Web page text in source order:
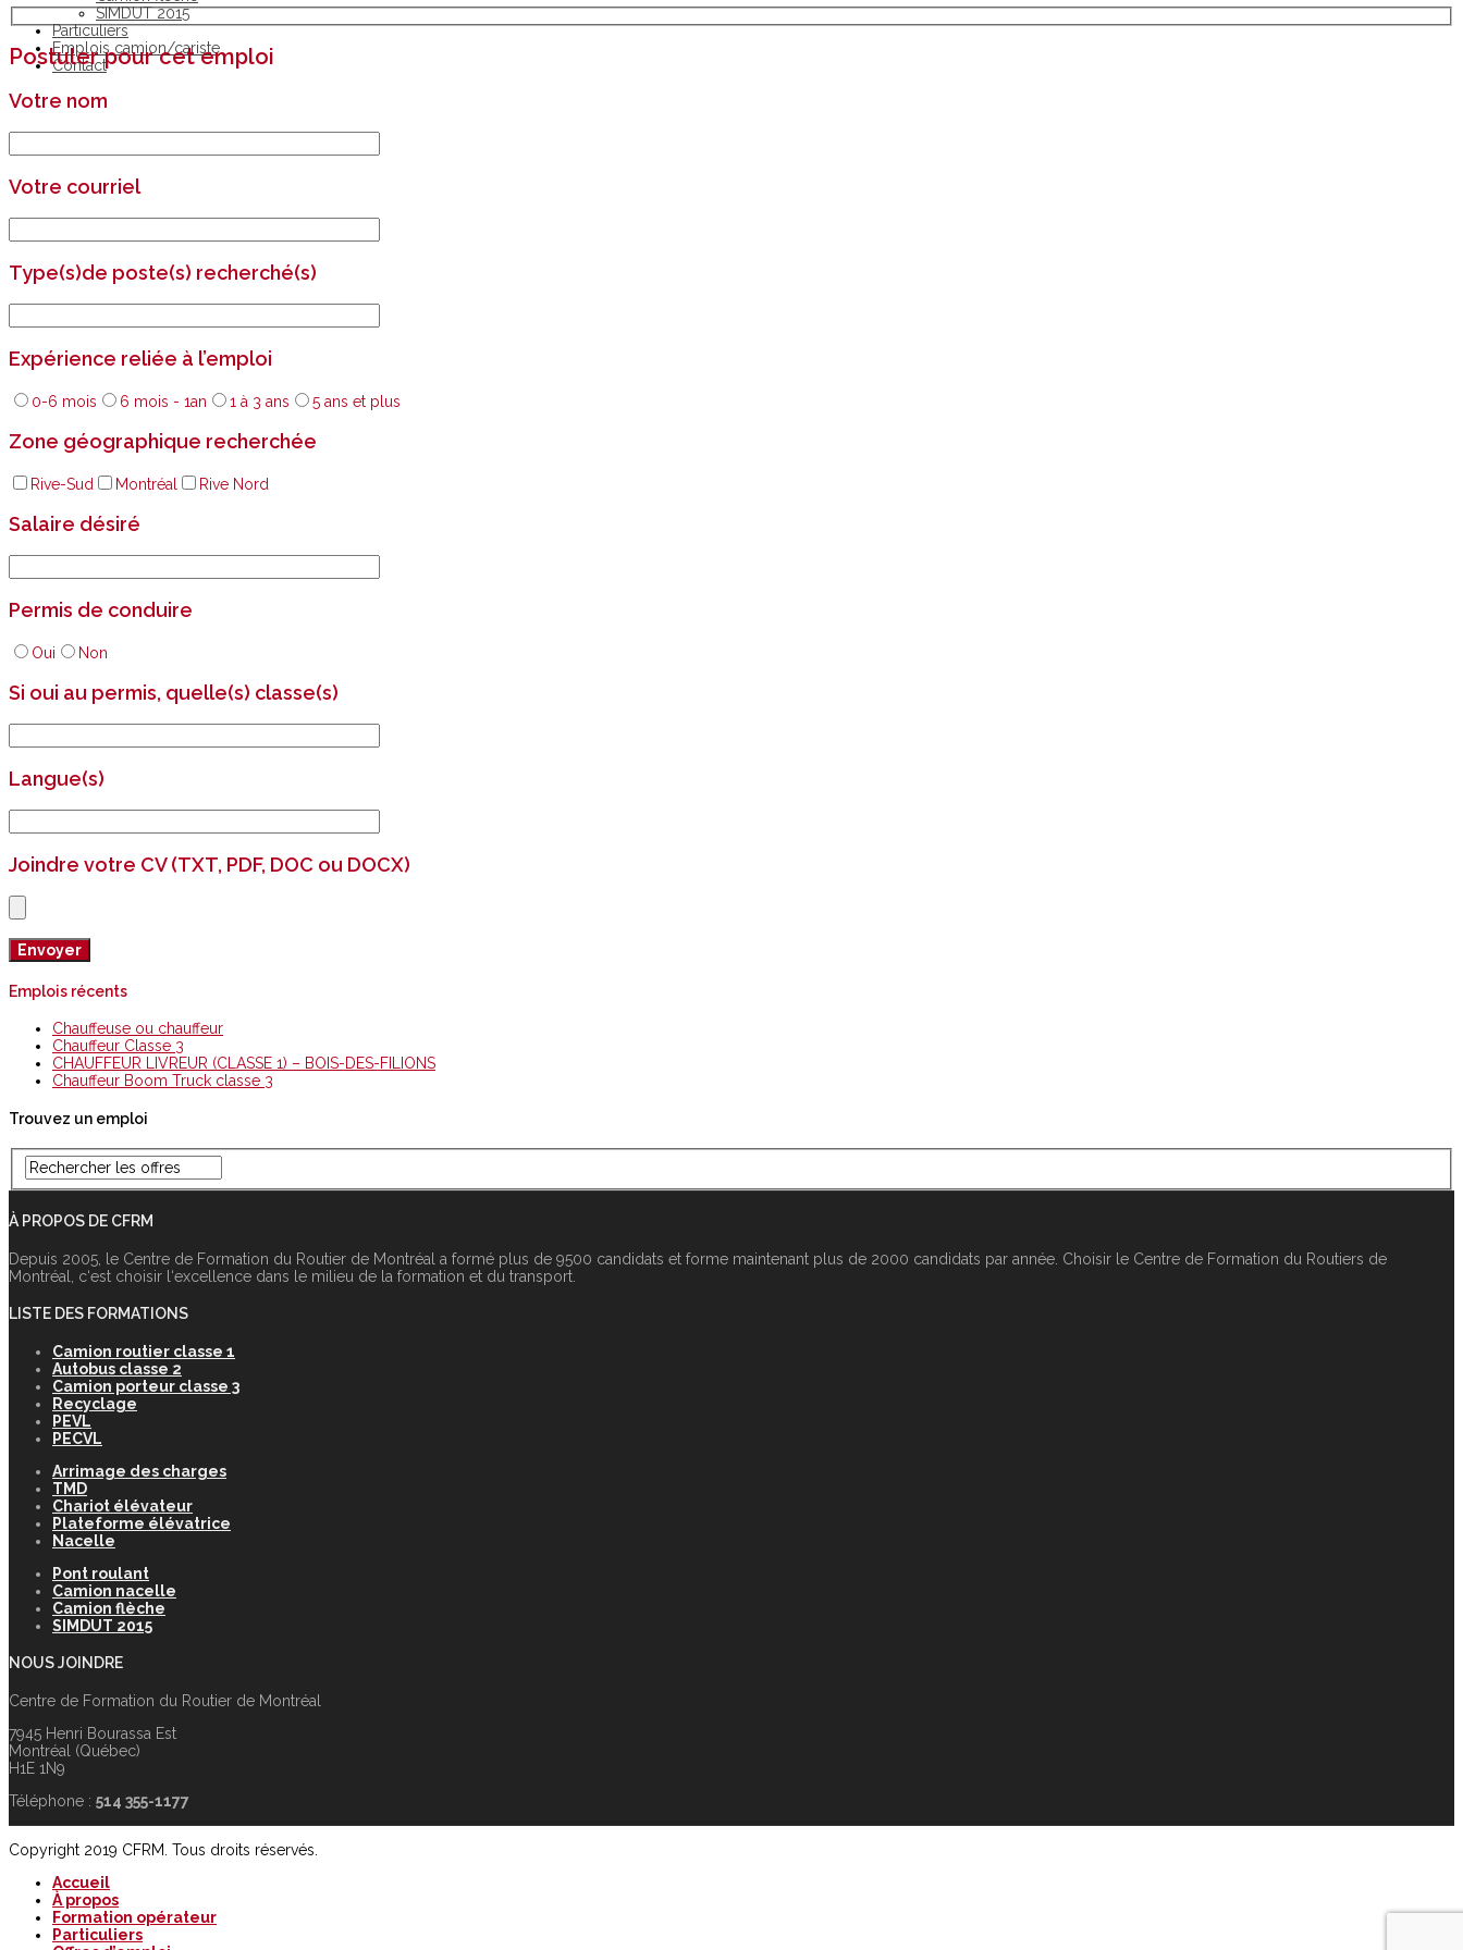
SIMDUT 2015
Particuliers
Emplois camion/cariste
Contact
Postuler pour cet emploi
Votre nom
Votre courriel
Type(s)de poste(s) recherché(s)
Expérience reliée à l’emploi
0-6 mois 6 mois - 1an 1 à 3 ans 5 ans et plus
Zone géographique recherchée
Rive-Sud Montréal Rive Nord
Salaire désiré
Permis de conduire
Oui Non
Si oui au permis, quelle(s) classe(s)
Langue(s)
Joindre votre CV (TXT, PDF, DOC ou DOCX)
Emplois récents
Chauffeuse ou chauffeur
Chauffeur Classe 3
CHAUFFEUR LIVREUR (CLASSE 1) – BOIS-DES-FILIONS
Chauffeur Boom Truck classe 3
Trouvez un emploi
À PROPOS DE CFRM
Depuis 2005, le Centre de Formation du Routier de Montréal a formé plus de 9500 candidats et forme maintenant plus de 2000 candidats par année. Choisir le Centre de Formation du Routiers de
Montréal, c‘est choisir l‘excellence dans le milieu de la formation et du transport.
LISTE DES FORMATIONS
Camion routier classe 1
Autobus classe 2
Camion porteur classe 3
Recyclage
PEVL
PECVL
Arrimage des charges
TMD
Chariot élévateur
Plateforme élévatrice
Nacelle
Pont roulant
Camion nacelle
Camion flèche
SIMDUT 2015
NOUS JOINDRE
Centre de Formation du Routier de Montréal
7945 Henri Bourassa Est
Montréal (Québec)
H1E 1N9
Téléphone : 514 355-1177
Copyright 2019 CFRM. Tous droits réservés.
Accueil
À propos
Formation opérateur
Particuliers